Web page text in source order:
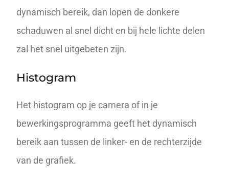
dynamisch bereik, dan lopen de donkere
schaduwen al snel dicht en bij hele lichte delen
zal het snel uitgebeten zijn.
Histogram
Het histogram op je camera of in je
bewerkingsprogramma geeft het dynamisch
bereik aan tussen de linker- en de rechterzijde
van de grafiek.